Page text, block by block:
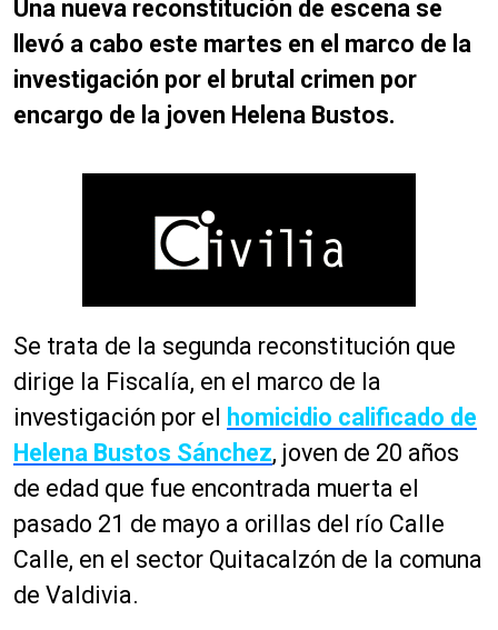
Una nueva reconstitución de escena se
llevó a cabo este martes en el marco de la
investigación por el brutal crimen por
encargo de la joven Helena Bustos.
Se trata de la segunda reconstitución que
dirige la Fiscalía, en el marco de la
investigación por el homicidio calificado de
Helena Bustos Sánchez, joven de 20 años
de edad que fue encontrada muerta el
pasado 21 de mayo a orillas del río Calle
Calle, en el sector Quitacalzón de la comuna
de Valdivia.